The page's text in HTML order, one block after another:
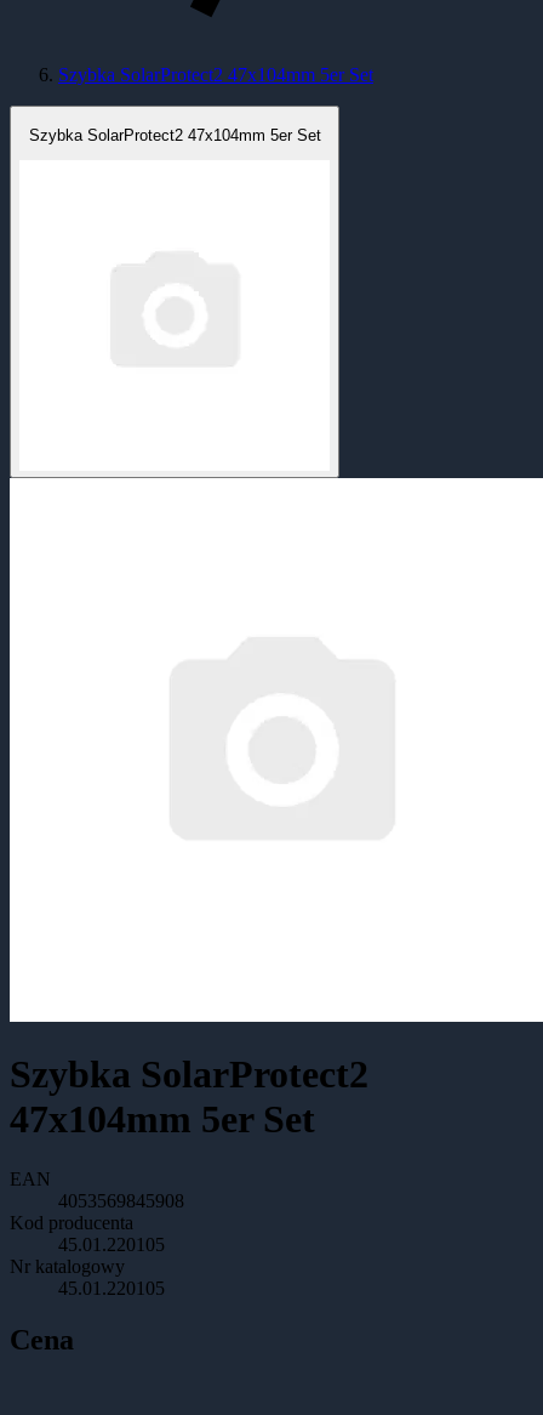
Szybka SolarProtect2 47x104mm 5er Set
Szybka SolarProtect2 47x104mm 5er Set
Szybka SolarProtect2
47x104mm 5er Set
EAN
4053569845908
Kod producenta
45.01.220105
Nr katalogowy
45.01.220105
Cena